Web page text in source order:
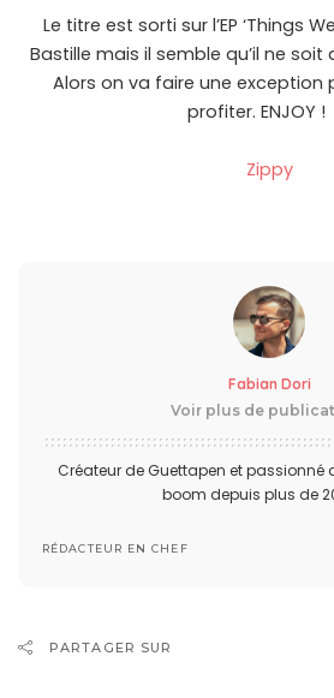
Le titre est sorti sur l’EP ‘Things
Bastille mais il semble qu’il ne soit
Alors on va faire une exception
profiter. ENJOY !
Zippy
Fabian Dori
Voir plus de
Créateur de Guettapen et
boom depuis plus de
RÉDACTEUR EN CHEF
PARTAGER SUR